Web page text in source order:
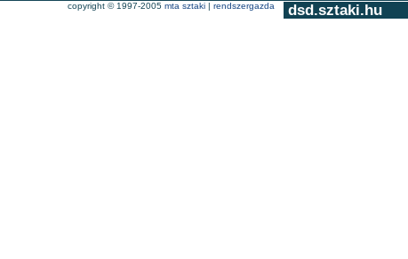
dsd.sztaki.hu
copyright © 1997-2005 mta sztaki | rendszergazda